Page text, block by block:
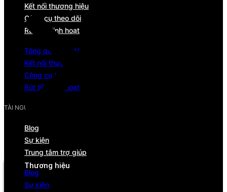
Menu
Thương hiệu
Kết nối thương hiệu
Công cụ theo dõi
Rút tiền linh hoạt
Tổng quan đối tác
Kết nối thương hiệu
Công cụ theo dõi
Rút tiền linh hoạt
TÀI NGUYÊN
Blog
Sự kiện
Trung tâm trợ giúp
Blog
Sự kiện